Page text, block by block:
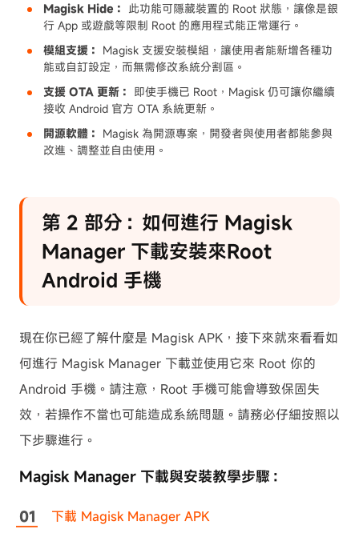
Magisk Hide： 此功能可隱藏裝置的 Root 狀態，讓像是銀
行 App 或遊戲等限制 Root 的應用程式能正常運行。
模組支援： Magisk 支援安裝模組，讓使用者能新增各種功
能或自訂設定，而無需修改系統分割區。
支援 OTA 更新： 即使手機已 Root，Magisk 仍可讓你繼續
接收 Android 官方 OTA 系統更新。
開源軟體： Magisk 為開源專案，開發者與使用者都能參與
改進、調整並自由使用。
第 2 部分：如何進行 Magisk
Manager 下載安裝來Root
Android 手機
現在你已經了解什麼是 Magisk APK，接下來就來看看如
何進行 Magisk Manager 下載並使用它來 Root 你的
Android 手機。請注意，Root 手機可能會導致保固失
效，若操作不當也可能造成系統問題。請務必仔細按照以
下步驟進行。
Magisk Manager 下載與安裝教學步驟：
下載 Magisk Manager APK